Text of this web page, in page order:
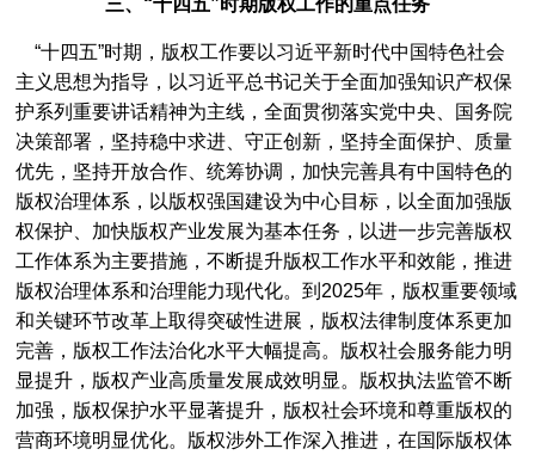
稳步推进、不断提升 | 2022年深圳市企业软件正版化培训会顺利开展 [2022-10-21]
转发：深圳市市场监督管理局关于组织参加第二十四届中国国际高新技术成果交易会的通知 [2022-10-14]
2023年1月1日起施行，《广东省版权条例》已公布 [2022-10-10]
活动集锦 | 市版权协会9月份活动一睹为快 [2022-10-10]
关于组织召开2022年度企业软件正版化培训的通知 [2022-10-10]
将行业需求和问题放在首位│市版权协会第五届理事会第二次会议成功召开 [2022-09-30]
提高社会正版工作意识 | 2022年深圳市企业软件正版化培训成功举办 [2022-09-30]
深圳版权实务交流会第一期 ▏短视频直播游戏平台著作权保护研讨交流会成功召开 [2022-09-27]
合作再深入，共谱新和谐│ 龙华区人民法院到市版权协会调研交流 [2022-09-27]
提升多元化纠纷解决能力， 市调委会成功举办行业性、专业性（版权）人民调解工作培训 [2022-09-25]
“十四五”时期，版权工作要以习近平新时代中国特色社会
主义思想为指导，以习近平总书记关于全面加强知识产权保
护系列重要讲话精神为主线，全面贯彻落实党中央、国务院
决策部署，坚持稳中求进、守正创新，坚持全面保护、质量
优先，坚持开放合作、统筹协调，加快完善具有中国特色的
版权治理体系，以版权强国建设为中心目标，以全面加强版
权保护、加快版权产业发展为基本任务，以进一步完善版权
工作体系为主要措施，不断提升版权工作水平和效能，推进
版权治理体系和治理能力现代化。到2025年，版权重要领域
和关键环节改革上取得突破性进展，版权法律制度体系更加
完善，版权工作法治化水平大幅提高。版权社会服务能力明
显提升，版权产业高质量发展成效明显。版权执法监管不断
加强，版权保护水平显著提升，版权社会环境和尊重版权的
营商环境明显优化。版权涉外工作深入推进，在国际版权体